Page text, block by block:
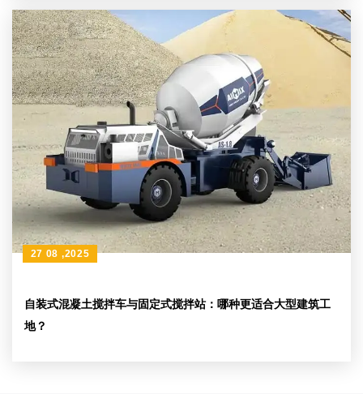
自装式混凝土搅拌车与固定式搅拌站：哪种更适合大型建筑工
地？
27 08 ,2025